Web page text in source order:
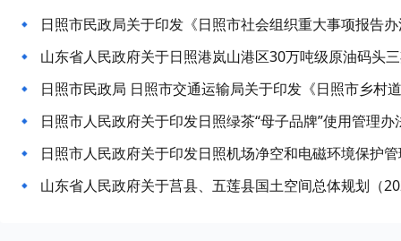
日照市民政局关于印发《日照市社会组织重大事项报告
日照市民政局 日照市交通运输局关于印发《日照市乡村
日照市人民政府关于印发日照绿茶“母子品牌”使用管理办
日照市人民政府关于印发日照机场净空和电磁环境保护
山东省人民政府关于莒县、五莲县国土空间总体规划（